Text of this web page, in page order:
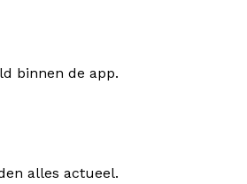
binnen de app.
alles actueel.